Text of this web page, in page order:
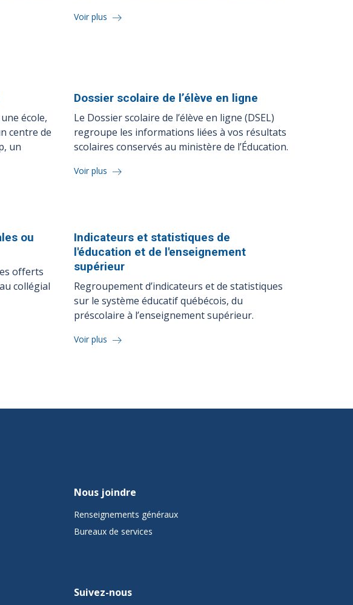
Voir plus
école,
centre de
un
Dossier scolaire de l’élève en ligne
Le Dossier scolaire de l’élève en ligne (DSEL)
regroupe les informations liées à vos résultats
scolaires conservés au ministère de l’Éducation.
Voir plus
ou
offerts
collégial
Indicateurs et statistiques de
l'éducation et de l'enseignement
supérieur
Regroupement d’indicateurs et de statistiques
sur le système éducatif québécois, du
préscolaire à l’enseignement supérieur.
Voir plus
Nous joindre
Renseignements généraux
Bureaux de services
Suivez-nous